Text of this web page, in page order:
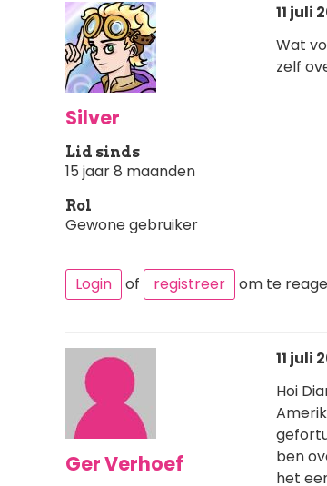
Silver
Lid sinds
15 jaar 8 maanden
Rol
Gewone gebruiker
11 juli
Wat
zelf
Login of registreer om te
Ger Verhoef
11 juli
Hoi
ben
het